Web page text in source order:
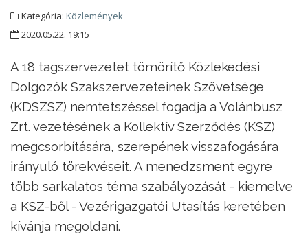
Kategória: Közlemények
2020.05.22. 19:15
A 18 tagszervezetet tömörítő Közlekedési
Dolgozók Szakszervezeteinek Szövetsége
(KDSZSZ) nemtetszéssel fogadja a Volánbusz
Zrt. vezetésének a Kollektív Szerződés (KSZ)
megcsorbítására, szerepének visszafogására
irányuló törekvéseit. A menedzsment egyre
több sarkalatos téma szabályozását - kiemelve
a KSZ-ből - Vezérigazgatói Utasítás keretében
kívánja megoldani.